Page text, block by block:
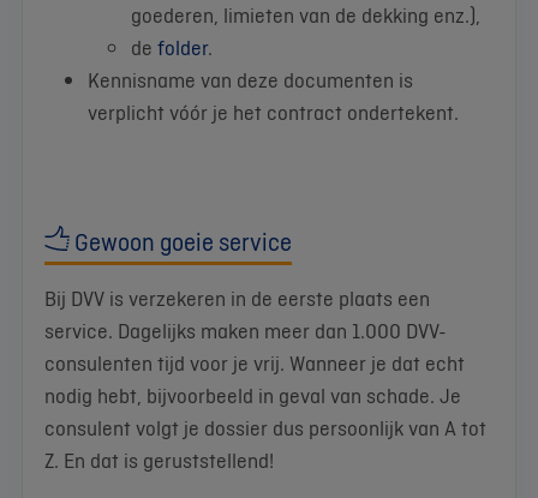
goederen, limieten van de dekking enz.),
de folder.
Kennisname van deze documenten is
verplicht vóór je het contract ondertekent.
Gewoon goeie service
Bij DVV is verzekeren in de eerste plaats een
service. Dagelijks maken meer dan 1.000 DVV-
consulenten tijd voor je vrij. Wanneer je dat echt
nodig hebt, bijvoorbeeld in geval van schade. Je
consulent volgt je dossier dus persoonlijk van A tot
Z. En dat is geruststellend!